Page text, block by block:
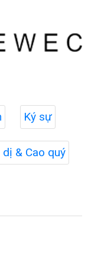
Ký sự
dị & Cao quý